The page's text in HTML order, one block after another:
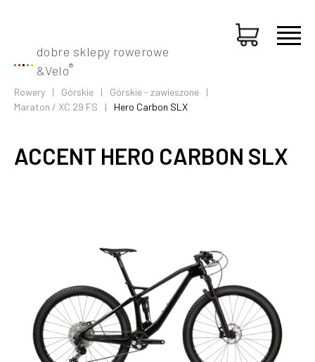
dobre sklepy rowerowe
&Velo®
Rowery Górskie
Górskie - zawieszone
Maraton / XC 29 FS
Hero Carbon SLX
ACCENT HERO CARBON SLX